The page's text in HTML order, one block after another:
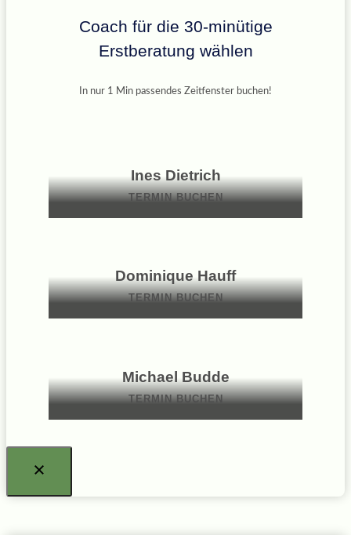
Coach für die 30-minütige
Erstberatung wählen
In nur 1 Min passendes Zeitfenster buchen!
Ines Dietrich
TERMIN BUCHEN
Dominique Hauff
TERMIN BUCHEN
Michael Budde
TERMIN BUCHEN